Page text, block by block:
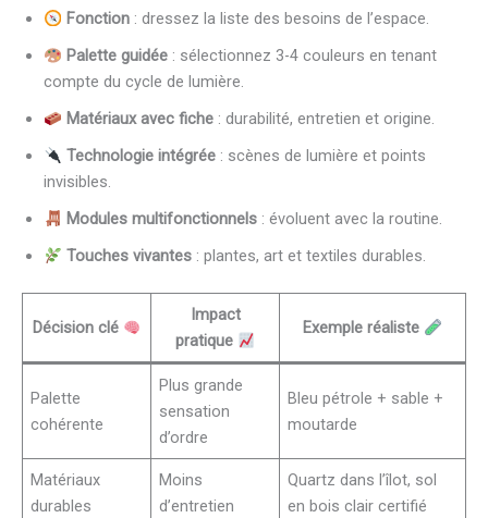
Fonction: dressez la liste des besoins de l’espace.
Palette guidée: sélectionnez 3-4 couleurs en tenant
compte du cycle de lumière.
Matériaux avec fiche: durabilité, entretien et origine.
Technologie intégrée: scènes de lumière et points
invisibles.
Modules multifonctionnels: évoluent avec la routine.
Touches vivantes: plantes, art et textiles durables.
Décision clé
Impact
pratique
Exemple réaliste
Palette
cohérente
Plus grande
sensation
d’ordre
Bleu pétrole + sable +
moutarde
Matériaux
durables
Moins
d’entretien
Quartz dans l’îlot, sol
en bois clair certifié